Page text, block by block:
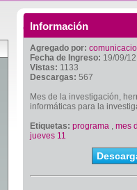
Información
Agregado por:
Fecha de Ingreso: 19/09/12
Vistas: 1133
Descargas: 567
Mes de la investigación,
informáticas para la
Etiquetas: programa , mes
jueves 11